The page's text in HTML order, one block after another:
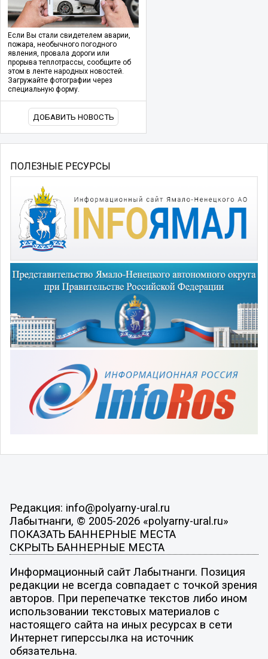
Если Вы стали свидетелем аварии,
пожара, необычного погодного
явления, провала дороги или
прорыва теплотрассы, сообщите об
этом в ленте народных новостей.
Загружайте фотографии через
специальную форму.
ДОБАВИТЬ НОВОСТЬ
ПОЛЕЗНЫЕ РЕСУРСЫ
Редакция: info@polyarny-ural.ru
Лабытнанги, © 2005-2026 «polyarny-ural.ru»
ПОКАЗАТЬ БАННЕРНЫЕ МЕСТА
СКРЫТЬ БАННЕРНЫЕ МЕСТА
Информационный сайт Лабытнанги. Позиция
редакции не всегда совпадает с точкой зрения
авторов. При перепечатке текстов либо ином
использовании текстовых материалов с
настоящего сайта на иных ресурсах в сети
Интернет гиперссылка на источник
обязательна.